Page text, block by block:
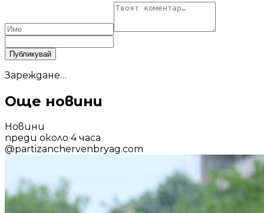
Публикувай
Зареждане…
Още новини
Новини
преди около 4 часа
@partizanchervenbryag.com